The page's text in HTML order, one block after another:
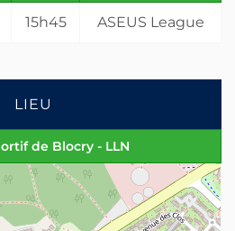
15h45 ASEUS League
LIEU
de Blocry - LLN